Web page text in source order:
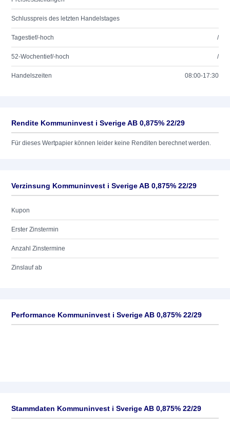
Schlusspreis des letzten Handelstages
Tagestief/-hoch /
52-Wochentief/-hoch /
Handelszeiten 08:00-17:30
Rendite Kommuninvest i Sverige AB 0,875% 22/29
Für dieses Wertpapier können leider keine Renditen berechnet werden.
Verzinsung Kommuninvest i Sverige AB 0,875% 22/29
Kupon
Erster Zinstermin
Anzahl Zinstermine
Zinslauf ab
Performance Kommuninvest i Sverige AB 0,875% 22/29
Stammdaten Kommuninvest i Sverige AB 0,875% 22/29